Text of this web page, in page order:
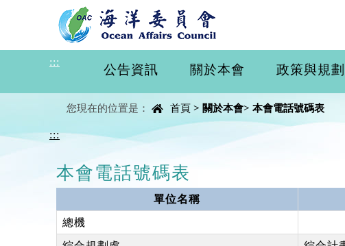
進入內容區塊
:::
公告資訊 關於本會 政策與規劃
您現在的位置是： 首頁 > 關於本會> 本會電話號碼表
:::
本會電話號碼表
中央內容區塊
單位名稱
總機